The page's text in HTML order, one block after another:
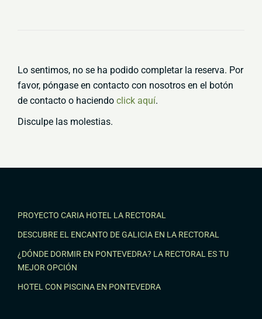
Lo sentimos, no se ha podido completar la reserva. Por
favor, póngase en contacto con nosotros en el botón
de contacto o haciendo click aquí.
Disculpe las molestias.
PROYECTO CARIA HOTEL LA RECTORAL
DESCUBRE EL ENCANTO DE GALICIA EN LA RECTORAL
¿DÓNDE DORMIR EN PONTEVEDRA? LA RECTORAL ES TU
MEJOR OPCIÓN
HOTEL CON PISCINA EN PONTEVEDRA